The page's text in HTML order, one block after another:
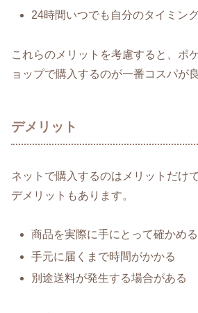
24時間いつでも自分のタイミン
これらのメリットを考慮すると、ポ
ョップで購入するのが一番コスパが
デメリット
ネットで購入するのはメリットだけ
デメリットもあります。
商品を実際に手にとって確かめ
手元に届くまで時間がかかる
別途送料が発生する場合がある